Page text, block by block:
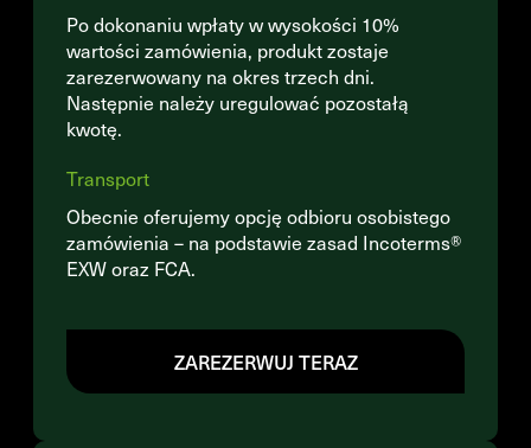
Po dokonaniu wpłaty w wysokości 10%
wartości zamówienia, produkt zostaje
zarezerwowany na okres trzech dni.
Następnie należy uregulować pozostałą
kwotę.
Transport
Obecnie oferujemy opcję odbioru osobistego
zamówienia – na podstawie zasad Incoterms®
EXW oraz FCA.
ZAREZERWUJ TERAZ